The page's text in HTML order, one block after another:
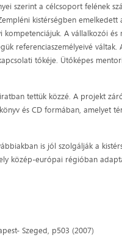
szerint a célcsoport felének
kistérségben emelkedett
A vállalkozói és
referenciaszemélyeivé váltak.
tőkéje. Ütőképes
tettük közzé. A projekt
és CD formában, amelyet
is jól szolgálják a
közép-európai régióban
Szeged, p503 (2007)